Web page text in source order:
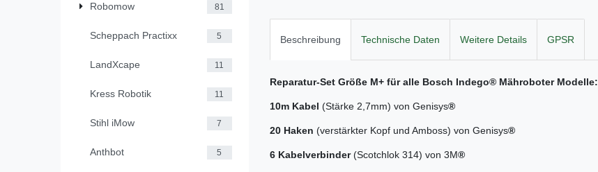
Robomow 81
Scheppach Practixx 5
LandXcape 11
Kress Robotik 11
Stihl iMow 7
Anthbot 5
Beschreibung Technische Daten Weitere Details GPSR
Reparatur-Set Größe M+ für alle Bosch Indego® Mähroboter Modelle:
10m Kabel (Stärke 2,7mm) von Genisys®
20 Haken (verstärkter Kopf und Amboss) von Genisys®
6 Kabelverbinder(Scotchlok 314) von 3M®